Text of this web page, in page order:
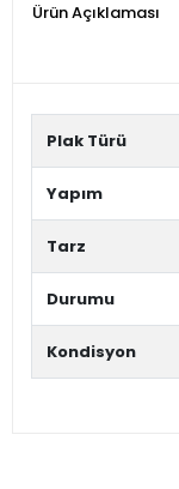
Ürün Açıklaması
Plak Türü
Yapım
Tarz
Durumu
Kondisyon